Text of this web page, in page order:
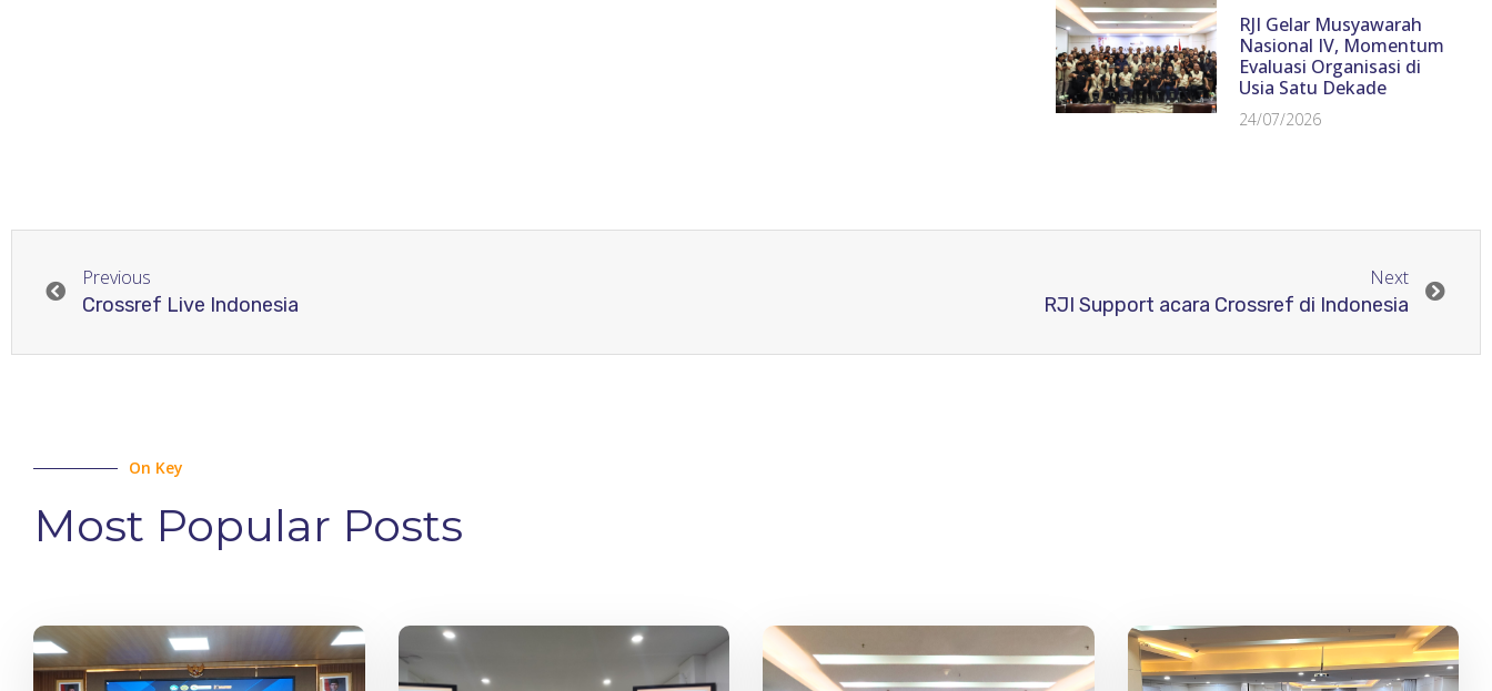
RJI Gelar Musyawarah
Nasional IV, Momentum
Evaluasi Organisasi di
Usia Satu Dekade
24/07/2026
Previous
Crossref Live Indonesia
Next
RJI Support acara Crossref di Indonesia
On Key
Most Popular Posts